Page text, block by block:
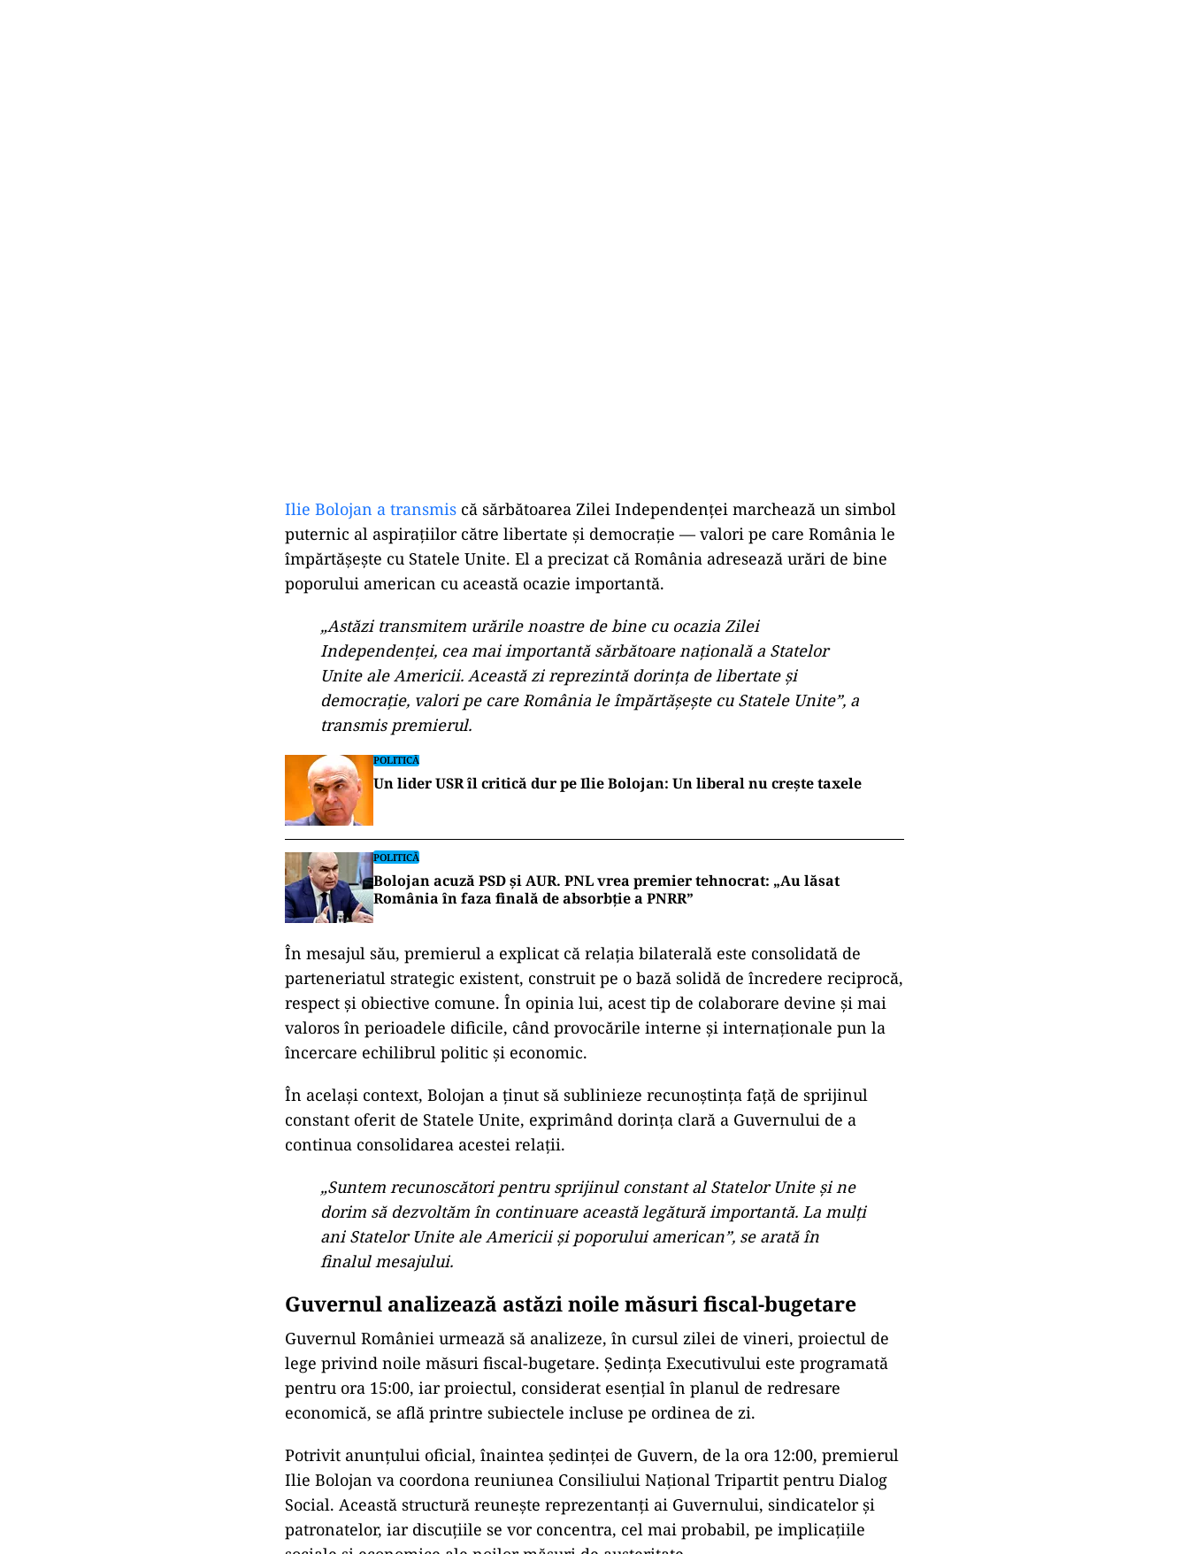
Ilie Bolojan a transmis că sărbătoarea Zilei Independenței marchează un simbol
puternic al aspirațiilor către libertate și democrație — valori pe care România le
împărtășește cu Statele Unite. El a precizat că România adresează urări de bine
poporului american cu această ocazie importantă.
„Astăzi transmitem urările noastre de bine cu ocazia Zilei
Independenței, cea mai importantă sărbătoare națională a Statelor
Unite ale Americii. Această zi reprezintă dorința de libertate și
democrație, valori pe care România le împărtășește cu Statele Unite”, a
transmis premierul.
POLITICĂ
Un lider USR îl critică dur pe Ilie Bolojan: Un liberal nu crește taxele
POLITICĂ
Bolojan acuză PSD și AUR. PNL vrea premier tehnocrat: „Au lăsat
România în faza finală de absorbţie a PNRR”
În mesajul său, premierul a explicat că relația bilaterală este consolidată de
parteneriatul strategic existent, construit pe o bază solidă de încredere reciprocă,
respect și obiective comune. În opinia lui, acest tip de colaborare devine și mai
valoros în perioadele dificile, când provocările interne și internaționale pun la
încercare echilibrul politic și economic.
În același context, Bolojan a ținut să sublinieze recunoștința față de sprijinul
constant oferit de Statele Unite, exprimând dorința clară a Guvernului de a
continua consolidarea acestei relații.
„Suntem recunoscători pentru sprijinul constant al Statelor Unite și ne
dorim să dezvoltăm în continuare această legătură importantă. La mulți
ani Statelor Unite ale Americii și poporului american”, se arată în
finalul mesajului.
Guvernul analizează astăzi noile măsuri fiscal-bugetare
Guvernul României urmează să analizeze, în cursul zilei de vineri, proiectul de
lege privind noile măsuri fiscal-bugetare. Ședința Executivului este programată
pentru ora 15:00, iar proiectul, considerat esențial în planul de redresare
economică, se află printre subiectele incluse pe ordinea de zi.
Potrivit anunțului oficial, înaintea ședinței de Guvern, de la ora 12:00, premierul
Ilie Bolojan va coordona reuniunea Consiliului Național Tripartit pentru Dialog
Social. Această structură reunește reprezentanți ai Guvernului, sindicatelor și
patronatelor, iar discuțiile se vor concentra, cel mai probabil, pe implicațiile